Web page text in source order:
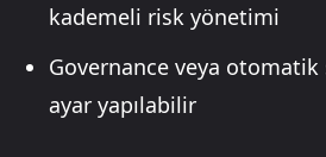
kademeli risk yönetimi
Governance veya
ayar yapılabilir